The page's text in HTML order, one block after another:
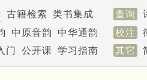
古籍检索 类书集成 查询
中原音韵 中华通韵 校注
门 公开课 学习指南 其它